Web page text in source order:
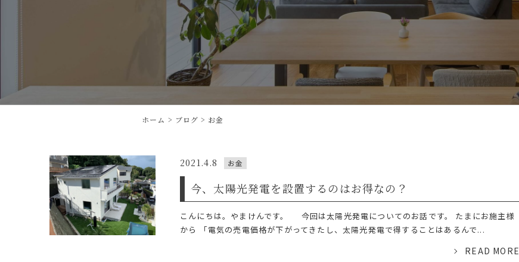
ホーム ブログ お金
2021.4.8 お金
今、太陽光発電を設置するのはお得なの？
こんにちは。やまけんです。 今回は太陽光発電についてのお話です。 たまにお施主様
から 「電気の売電価格が下がってきたし、太陽光発電で得することはあるんで...
READ MORE